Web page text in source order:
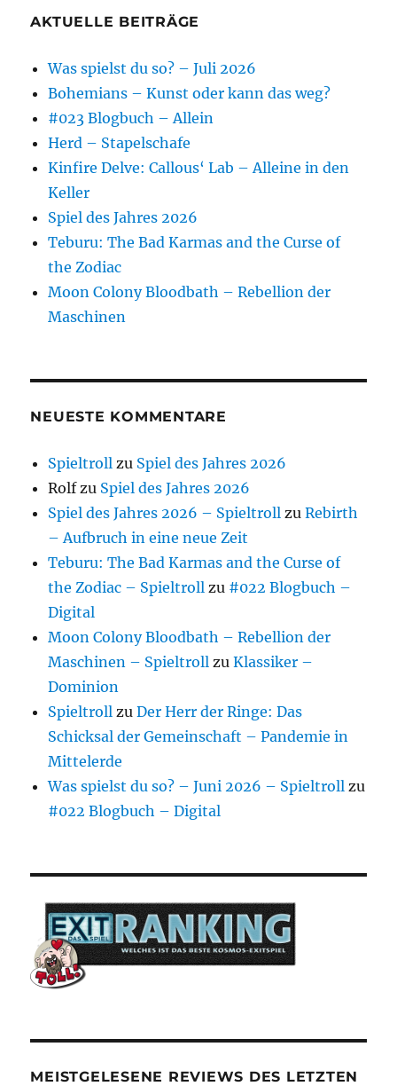
AKTUELLE BEITRÄGE
Was spielst du so? – Juli 2026
Bohemians – Kunst oder kann das weg?
#023 Blogbuch – Allein
Herd – Stapelschafe
Kinfire Delve: Callous‘ Lab – Alleine in den
Keller
Spiel des Jahres 2026
Teburu: The Bad Karmas and the Curse of
the Zodiac
Moon Colony Bloodbath – Rebellion der
Maschinen
NEUESTE KOMMENTARE
Spieltroll zu Spiel des Jahres 2026
Rolfzu Spiel des Jahres 2026
Spiel des Jahres 2026 – Spieltroll zuRebirth
– Aufbruch in eine neue Zeit
Teburu: The Bad Karmas and the Curse of
the Zodiac – Spieltroll zu #022 Blogbuch –
Digital
Moon Colony Bloodbath – Rebellion der
Maschinen – Spieltroll zuKlassiker –
Dominion
Spieltroll zuDer Herr der Ringe: Das
Schicksal der Gemeinschaft – Pandemie in
Mittelerde
Was spielst du so? – Juni 2026 – Spieltroll zu
#022 Blogbuch – Digital
MEISTGELESENE REVIEWS DES LETZTEN